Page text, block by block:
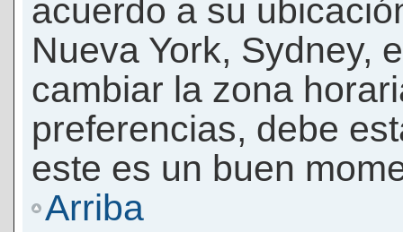
acuerdo a su
Nueva York, Sydney,
cambiar la zona
preferencias, debe
este es un buen
Arriba